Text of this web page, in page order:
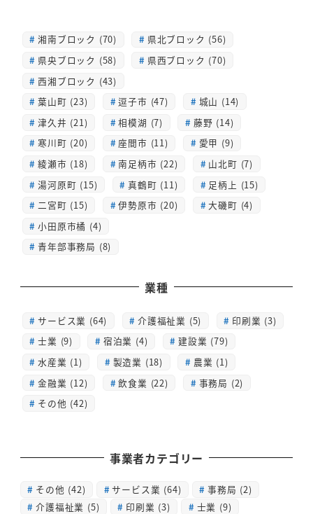
湘南ブロック (70)
県北ブロック (56)
県央ブロック (58)
県西ブロック (70)
西湘ブロック (43)
葉山町 (23)
逗子市 (47)
城山 (14)
津久井 (21)
相模湖 (7)
藤野 (14)
寒川町 (20)
座間市 (11)
愛甲 (9)
綾瀬市 (18)
南足柄市 (22)
山北町 (7)
湯河原町 (15)
真鶴町 (11)
足柄上 (15)
二宮町 (15)
伊勢原市 (20)
大磯町 (4)
小田原市橘 (4)
青年部事務局 (8)
業種
サービス業 (64) 介護福祉業 (5)
印刷業 (3)
士業 (9)
宿泊業 (4)
建設業 (79)
水産業 (1)
製造業 (18)
農業 (1)
金融業 (12)
飲食業 (22)
事務局 (2)
その他 (42)
事業者カテゴリー
その他 (42) サービス業 (64) 事務局 (2)
介護福祉業 (5) 印刷業 (3) 士業 (9)